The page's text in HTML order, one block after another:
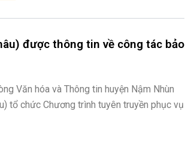
được thông tin về công tác bảo
Văn hóa và Thông tin huyện Nậm Nhùn
tổ chức Chương trình tuyên truyền phục vụ